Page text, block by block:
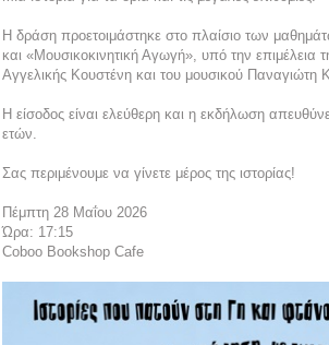
Η δράση προετοιμάστηκε στο πλαίσιο των
και «Μουσικοκινητική Αγωγή», υπό την επιμέλεια
Αγγελικής Κουστένη και του μουσικού Παναγιώτη
Η είσοδος είναι ελεύθερη και η εκδήλωση
ετών.
Σας περιμένουμε να γίνετε μέρος της ιστορίας!
Πέμπτη 28 Μαΐου 2026
Ώρα: 17:15
Coboo Bookshop Cafe